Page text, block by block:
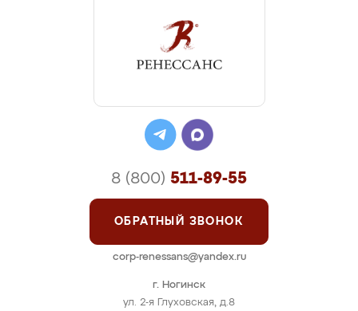
г. Ногинск
ул. 2-я Глуховская, д.8
8 (800) 511-89-55
ОБРАТНЫЙ ЗВОНОК
corp-renessans@yandex.ru